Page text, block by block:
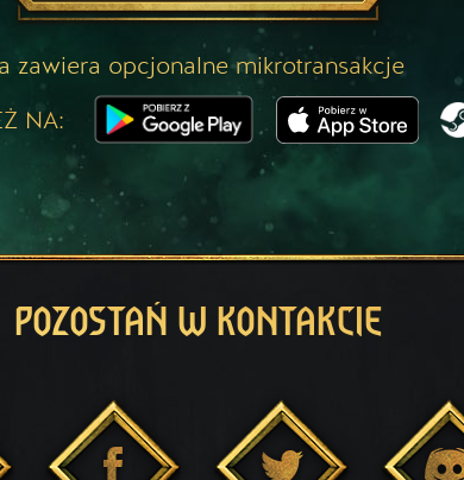
zawiera opcjonalne mikrotransakcje
NA:
POZOSTAŃ W KONTAKCIE